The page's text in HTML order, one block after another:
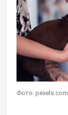
Фото: pexels.com